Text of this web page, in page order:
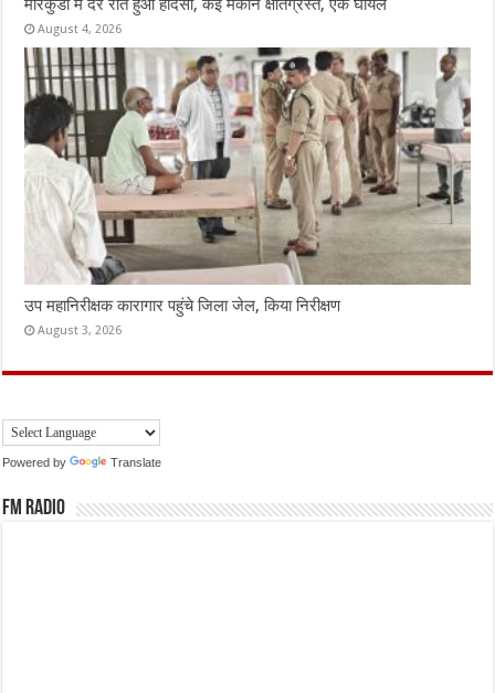
मारकुंडी में देर रात हुआ हादसा, कई मकान क्षतिग्रस्त, एक घायल
August 4, 2026
उप महानिरीक्षक कारागार पहुंचे जिला जेल, किया निरीक्षण
August 3, 2026
Powered by Translate
FM Radio